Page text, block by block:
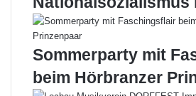
E
r
g
e
n
c
h
ä
g
t
Sommerparty mit
beim Hörbranzer